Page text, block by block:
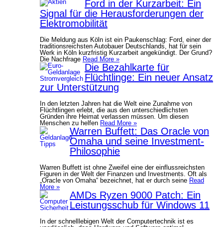
Ford in der Kurzarbeit: Ein
Signal für die Herausforderungen der
Elektromobilität
Die Meldung aus Köln ist ein Paukenschlag: Ford, einer der
traditionsreichsten Autobauer Deutschlands, hat für sein
Werk in Köln kurzfristig Kurzarbeit angekündigt. Der Grund?
Die Nachfrage Read More »
Die Bezahlkarte für
Flüchtlinge: Ein neuer Ansatz
zur Unterstützung
In den letzten Jahren hat die Welt eine Zunahme von
Flüchtlingen erlebt, die aus den unterschiedlichsten
Gründen ihre Heimat verlassen müssen. Um diesen
Menschen zu helfen Read More »
Warren Buffett: Das Oracle von
Omaha und seine Investment-
Philosophie
Warren Buffett ist ohne Zweifel eine der einflussreichsten
Figuren in der Welt der Finanzen und Investments. Oft als
„Oracle von Omaha“ bezeichnet, hat er durch seine Read
More »
AMDs Ryzen 9000 Patch: Ein
Leistungsschub für Windows 11
In der schnelllebigen Welt der Computertechnik ist es